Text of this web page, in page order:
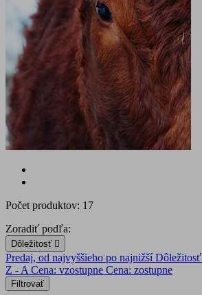
Počet produktov: 17
Zoradiť podľa:
Dôležitosť 
Predaj, od najvyššieho po najnižšíDôležitosť
Z - A Cena: vzostupne Cena: zostupne
Filtrovať